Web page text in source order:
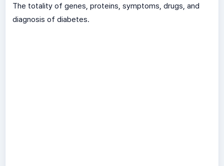
The totality of genes, proteins, symptoms, drugs, and
diagnosis of diabetes.